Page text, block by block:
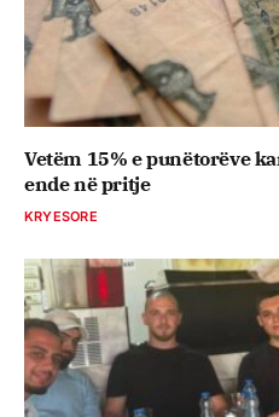
Vetëm 15% e punëtorëve
ende në pritje
KRYESORE